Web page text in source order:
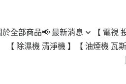
於全部商品📢 最新消息 【 電視
【 除濕機 清淨機 】
【 油煙機 瓦